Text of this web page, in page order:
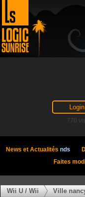
770
News et Actualités nds
Faites
Wii U / Wii Ville